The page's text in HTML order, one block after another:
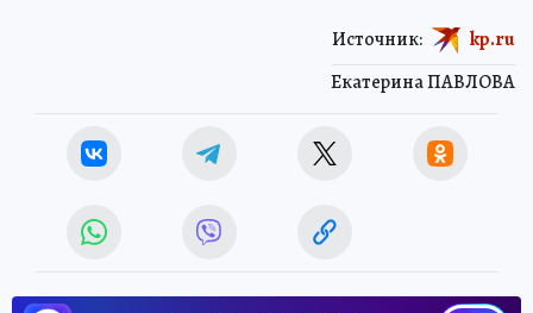
Екатерина ПАВЛОВА
Источник: kp.ru